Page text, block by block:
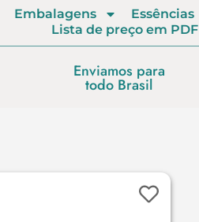
Embalagens Essências
Lista de preço em PDF
Enviamos para
todo Brasil